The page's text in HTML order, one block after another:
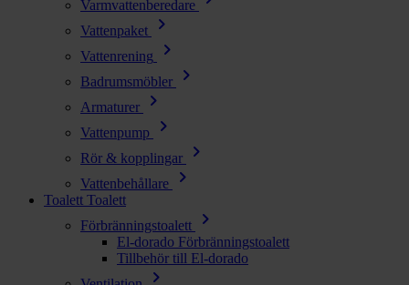
Varmvattenberedare
Vattenpaket chevron_right
Vattenrening chevron_right
Badrumsmöbler chevron_right
Armaturer chevron_right
Vattenpump chevron_right
Rör & kopplingar chevron_right
Vattenbehållare chevron_right
Toalett Toalett
Förbränningstoalett
chevron_right
El-dorado Förbränningstoalett
Tillbehör till El-dorado
chevron_right